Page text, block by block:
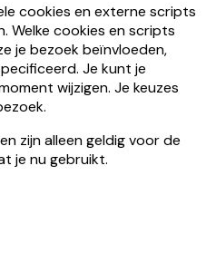
cookies en externe scripts
Welke cookies en scripts
je bezoek beïnvloeden,
Je kunt je
wijzigen. Je keuzes
zijn alleen geldig voor de
je nu gebruikt.